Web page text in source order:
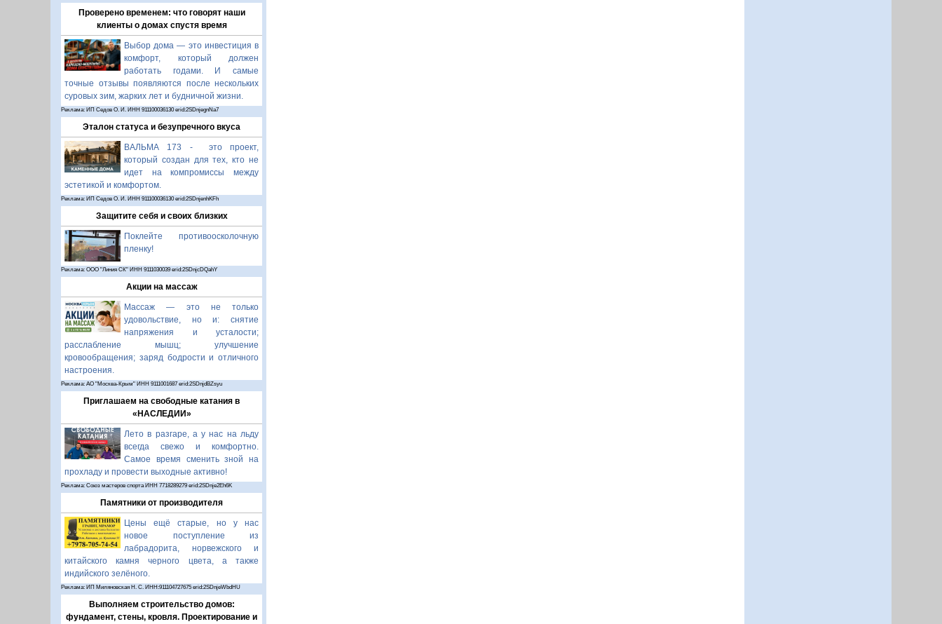
Проверено временем: что говорят наши
клиенты о домах спустя время
Выбор дома — это инвестиция в
комфорт, который должен
работать годами. И самые
точные отзывы появляются после нескольких
суровых зим, жарких лет и будничной жизни.
Реклама: ИП Седов О. И. ИНН 911100036130 erid:2SDnjegnNa7
Эталон статуса и безупречного вкуса
ВАЛЬМА 173 - это проект,
который создан для тех, кто не
идет на компромиссы между
эстетикой и комфортом.
Реклама: ИП Седов О. И. ИНН 911100036130 erid:2SDnjenhKFh
Защитите себя и своих близких
Поклейте противоосколочную
пленку!
Реклама: ООО "Линия СК" ИНН 9111030039 erid:2SDnjcDQahY
Акции на массаж
Массаж — это не только
удовольствие, но и: снятие
напряжения и усталости;
расслабление мышц; улучшение
кровообращения; заряд бодрости и отличного
настроения.
Реклама: АО "Москва-Крым" ИНН 9111001687 erid:2SDnjdBZsyu
Приглашаем на свободные катания в
«НАСЛЕДИИ»
Лето в разгаре, а у нас на льду
всегда свежо и комфортно.
Самое время сменить зной на
прохладу и провести выходные активно!
Реклама: Союз мастеров спорта ИНН 7718289279 erid:2SDnje2Eh6K
Памятники от производителя
Цены ещё старые, но у нас
новое поступление из
лабрадорита, норвежского и
китайского камня черного цвета, а также
индийского зелёного.
Реклама: ИП Миляновская Н. С. ИНН:911104727675 erid:2SDnjeWbdHU
Выполняем строительство домов:
фундамент, стены, кровля. Проектирование и